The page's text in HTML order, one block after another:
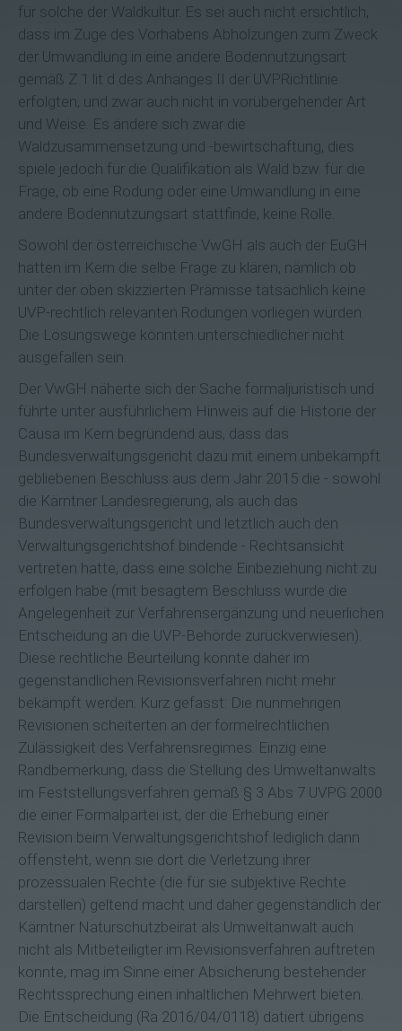
für solche der Waldkultur. Es sei auch nicht ersichtlich,
dass im Zuge des Vorhabens Abholzungen zum Zweck
der Umwandlung in eine andere Bodennutzungsart
gemäß Z 1 lit d des Anhanges II der UVP­Richtlinie
erfolgten, und zwar auch nicht in vorübergehender Art
und Weise. Es ändere sich zwar die
Waldzusammensetzung und -­bewirtschaftung, dies
spiele jedoch für die Qualifikation als Wald bzw. für die
Frage, ob eine Rodung oder eine Umwandlung in eine
andere Bodennutzungsart stattfinde, keine Rolle.
Sowohl der österreichische VwGH als auch der EuGH
hatten im Kern die selbe Frage zu klären, nämlich ob
unter der oben skizzierten Prämisse tatsächlich keine
UVP-rechtlich relevanten Rodungen vorliegen würden.
Die Lösungswege könnten unterschiedlicher nicht
ausgefallen sein:
Der VwGH näherte sich der Sache formaljuristisch und
führte unter ausführlichem Hinweis auf die Historie der
Causa im Kern begründend aus, dass das
Bundesverwaltungsgericht dazu mit einem unbekämpft
gebliebenen Beschluss aus dem Jahr 2015 die - sowohl
die Kärntner Landesregierung, als auch das
Bundesverwaltungsgericht und letztlich auch den
Verwaltungsgerichtshof bindende - Rechtsansicht
vertreten hatte, dass eine solche Einbeziehung nicht zu
erfolgen habe (mit besagtem Beschluss wurde die
Angelegenheit zur Verfahrensergänzung und neuerlichen
Entscheidung an die UVP-Behörde zurückverwiesen).
Diese rechtliche Beurteilung konnte daher im
gegenständlichen Revisionsverfahren nicht mehr
bekämpft werden. Kurz gefasst: Die nunmehrigen
Revisionen scheiterten an der formelrechtlichen
Zulässigkeit des Verfahrensregimes. Einzig eine
Randbemerkung, dass die Stellung des Umweltanwalts
im Feststellungsverfahren gemäß § 3 Abs 7 UVP­G 2000
die einer Formalpartei ist, der die Erhebung einer
Revision beim Verwaltungsgerichtshof lediglich dann
offensteht, wenn sie dort die Verletzung ihrer
prozessualen Rechte (die für sie subjektive Rechte
darstellen) geltend macht und daher gegenständlich der
Kärntner Naturschutzbeirat als Umweltanwalt auch
nicht als Mitbeteiligter im Revisionsverfahren auftreten
konnte, mag im Sinne einer Absicherung bestehender
Rechtssprechung einen inhaltlichen Mehrwert bieten.
Die Entscheidung (Ra 2016/04/0118) datiert übrigens